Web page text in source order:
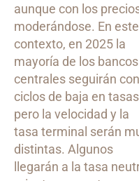
aunque con los
moderándose. En este
contexto, en 2025 la
mayoría de los bancos
centrales seguirán con
ciclos de baja en
pero la velocidad y la
tasa terminal serán
distintas. Algunos
llegarán a la tasa